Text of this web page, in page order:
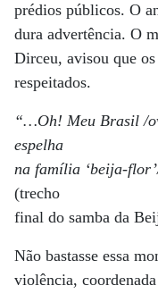
prédios públicos. O
dura advertência. O
Dirceu, avisou que
respeitados.
“…Oh! Meu Brasil /
espelha
na família ‘beija-
(trecho
final do samba da
Não bastasse essa
violência,